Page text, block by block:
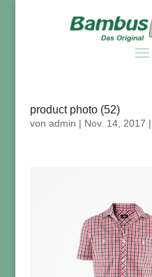
product photo (52)
von admin | Nov. 14, 2017 |